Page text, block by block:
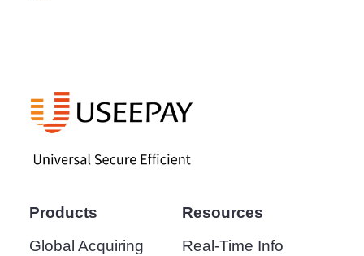
Products
Global Acquiring
Resources
Real-Time Info